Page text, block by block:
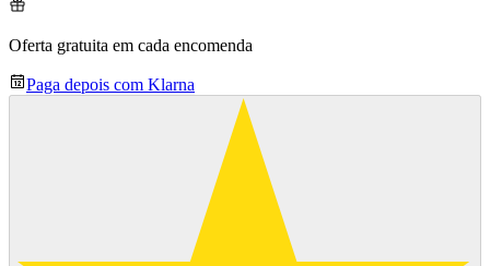
Oferta gratuita em cada encomenda
Paga depois com Klarna